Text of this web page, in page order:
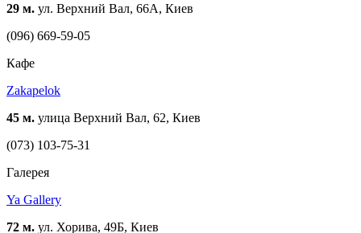
29 м. ул. Верхний Вал, 66А, Киев
(096) 669-59-05
Кафе
Zakapelok
45 м. улица Верхний Вал, 62, Киев
(073) 103-75-31
Галерея
Ya Gallery
72 м. ул. Хорива, 49Б, Киев